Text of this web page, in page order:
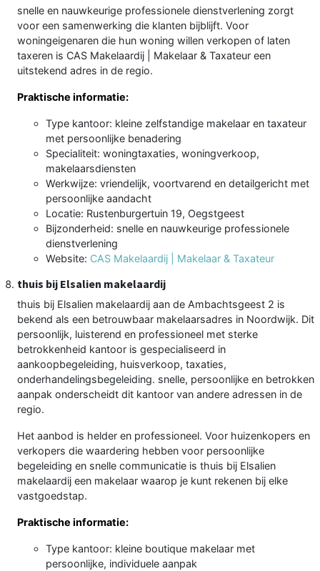
snelle en nauwkeurige professionele dienstverlening zorgt
voor een samenwerking die klanten bijblijft. Voor
woningeigenaren die hun woning willen verkopen of laten
taxeren is CAS Makelaardij | Makelaar & Taxateur een
uitstekend adres in de regio.
Praktische informatie:
Type kantoor: kleine zelfstandige makelaar en taxateur
met persoonlijke benadering
Specialiteit: woningtaxaties, woningverkoop,
makelaarsdiensten
Werkwijze: vriendelijk, voortvarend en detailgericht met
persoonlijke aandacht
Locatie: Rustenburgertuin 19, Oegstgeest
Bijzonderheid: snelle en nauwkeurige professionele
dienstverlening
Website: CAS Makelaardij | Makelaar & Taxateur
thuis bij Elsalien makelaardij
thuis bij Elsalien makelaardij aan de Ambachtsgeest 2 is
bekend als een betrouwbaar makelaarsadres in Noordwijk. Dit
persoonlijk, luisterend en professioneel met sterke
betrokkenheid kantoor is gespecialiseerd in
aankoopbegeleiding, huisverkoop, taxaties,
onderhandelingsbegeleiding. snelle, persoonlijke en betrokken
aanpak onderscheidt dit kantoor van andere adressen in de
regio.
Het aanbod is helder en professioneel. Voor huizenkopers en
verkopers die waardering hebben voor persoonlijke
begeleiding en snelle communicatie is thuis bij Elsalien
makelaardij een makelaar waarop je kunt rekenen bij elke
vastgoedstap.
Praktische informatie:
Type kantoor: kleine boutique makelaar met
persoonlijke, individuele aanpak